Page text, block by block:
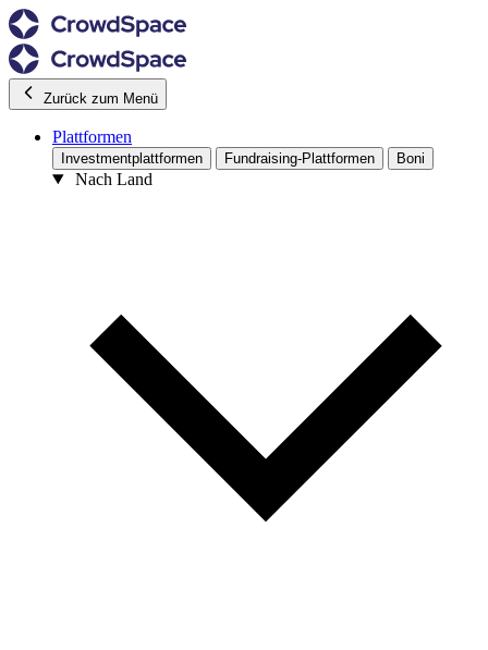
Zurück zum Menü
Plattformen
Investmentplattformen Fundraising-Plattformen Boni
Nach Land